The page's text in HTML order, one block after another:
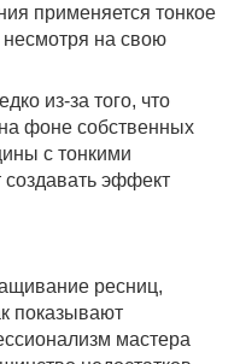
применяется тонкое
на свою
из-за того, что
фоне собственных
с тонкими
создавать эффект
ресниц,
показывают
мастера